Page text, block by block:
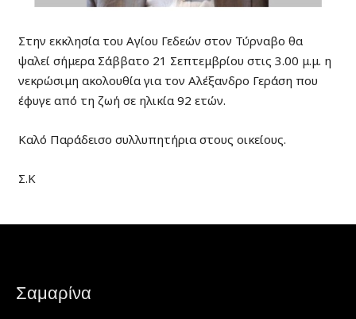
Στην εκκλησία του Αγίου Γεδεών στον Τύρναβο θα
ψαλεί σήμερα Σάββατο 21 Σεπτεμβρίου στις 3.00 μ.μ. η
νεκρώσιμη ακολουθία για τον Αλέξανδρο Γεράση που
έφυγε από τη ζωή σε ηλικία 92 ετών.
Καλό Παράδεισο συλλυπητήρια στους οικείους.
Σ.Κ
Σαμαρίνα